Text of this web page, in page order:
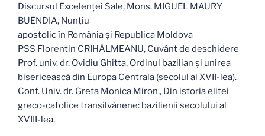
Discursul Excelenței Sale, Mons. MIGUEL MAURY
BUENDIA, Nunțiu
apostolic în România și Republica Moldova
PSS Florentin CRIHĂLMEANU, Cuvânt de deschidere
Prof. univ. dr. Ovidiu Ghitta, Ordinul bazilian și unirea
bisericească din Europa Centrala (secolul al XVII-lea).
Conf. Univ. dr. Greta Monica Miron,, Din istoria elitei
greco-catolice transilvănene: bazilienii secolului al
XVIII-lea.